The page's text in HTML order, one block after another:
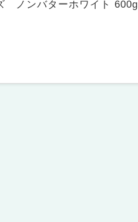
ノンバターホワイト 600g